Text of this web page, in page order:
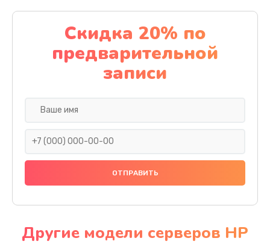
Заказать
Установка драйверов
1000 руб.
Заказать
Восстановление данных
Скидка 20% по
предварительной
записи
Другие модели серверов HP